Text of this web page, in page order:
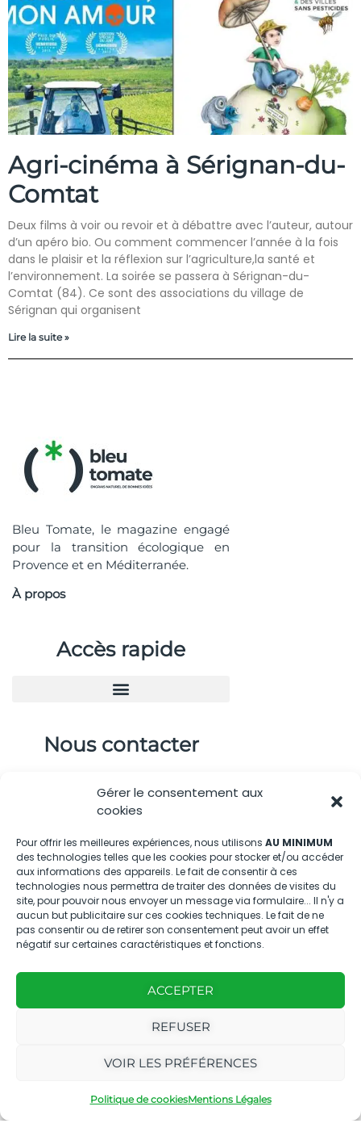
Gérer le consentement aux
cookies
Pour offrir les meilleures expériences, nous utilisons AU MINIMUM
des technologies telles que les cookies pour stocker et/ou accéder
aux informations des appareils. Le fait de consentir à ces
technologies nous permettra de traiter des données de visites du
site, pour pouvoir nous envoyer un message via formulaire... Il n'y a
aucun but publicitaire sur ces cookies techniques. Le fait de ne
pas consentir ou de retirer son consentement peut avoir un effet
négatif sur certaines caractéristiques et fonctions.
ACCEPTER
REFUSER
VOIR LES PRÉFÉRENCES
Politique de cookiesMentions Légales
Agri-cinéma à Sérignan-du-
Comtat
Deux films à voir ou revoir et à débattre avec l’auteur, autour
d’un apéro bio. Ou comment commencer l’année à la fois
dans le plaisir et la réflexion sur l’agriculture,la santé et
l’environnement. La soirée se passera à Sérignan-du-
Comtat (84). Ce sont des associations du village de
Sérignan qui organisent
Lire la suite »
Bleu Tomate, le magazine engagé
pour la transition écologique en
Provence et en Méditerranée.
À propos
Accès rapide
Nous contacter
contactBT@bleu-tomate.fr
Kit média
Kit média Bleu Tomate
Nous suivre
Ce magazine est
|
légales
de